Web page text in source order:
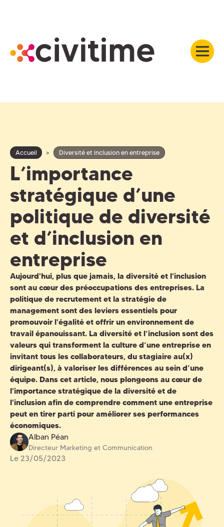
Accueil > Diversité et inclusion en entreprise
L’importance
stratégique d’une
politique de diversité
et d’inclusion en
entreprise
Aujourd'hui, plus que jamais, la diversité et l'inclusion
sont au cœur des préoccupations des entreprises. La
politique de recrutement et la stratégie de
management sont des leviers essentiels pour
promouvoir l'égalité et offrir un environnement de
travail épanouissant. La diversité et l’inclusionsont des
valeurs qui transforment la culture d’une entreprise en
invitant tous les collaborateurs, du stagiaire au(x)
dirigeant(s), à valoriser les différencesau sein d’une
équipe. Dans cet article, nous plongeons au cœur de
l'importance stratégique de la diversité et de
l'inclusionafin de comprendre comment une entreprise
peut en tirer parti pour améliorer ses performances
économiques.
Alban Péan
Directeur Marketing et Communication
Le 23/05/2023